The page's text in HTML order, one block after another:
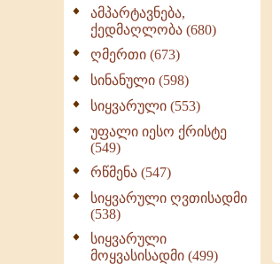
ამპარტავნება,
ქედმაღლობა (680)
ღმერთი (673)
სინანული (598)
სიყვარული (553)
უფალი იესო ქრისტე
(549)
რწმენა (547)
სიყვარული ღვთისადმი
(538)
სიყვარული
მოყვასისადმი (499)